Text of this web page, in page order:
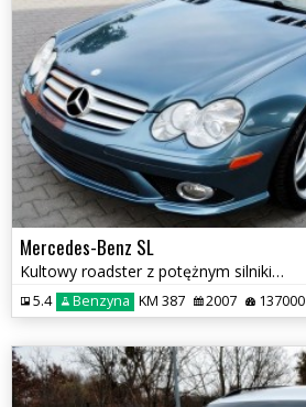
Mercedes-Benz SL
Kultowy roadster z potężnym silnikiem V8
5.4 Benzyna KM 387 2007 137000